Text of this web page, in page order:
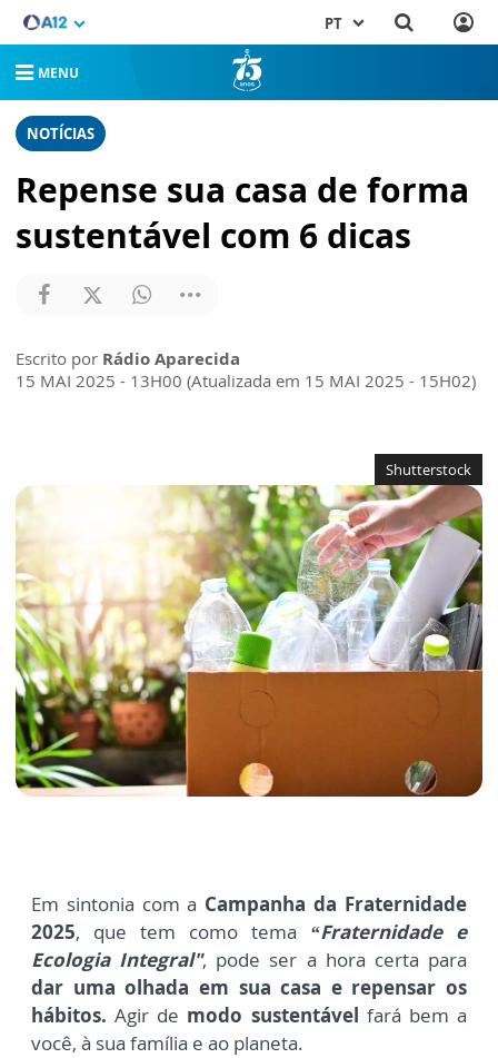
PT
MENU
NOTÍCIAS
Repense sua casa de forma
sustentável com 6 dicas
Escrito por Rádio Aparecida
15 MAI 2025 - 13H00 (Atualizada em 15 MAI 2025 - 15H02)
Shutterstock
Em sintonia com a Campanha da Fraternidade
2025, que tem como tema “Fraternidade e
Ecologia Integral", pode ser a hora certa para
dar uma olhada em sua casa e repensar os
hábitos. Agir de modo sustentável fará bem a
você, à sua família e ao planeta.